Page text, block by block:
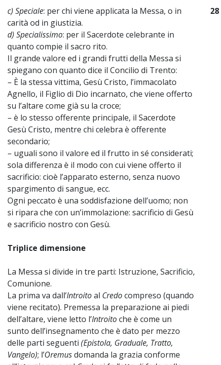
c) Speciale: per chi viene applicata la Messa, o in
carità od in giustizia.
d) Specialissimo: per il Sacerdote celebrante in
quanto compie il sacro rito.
Il grande valore ed i grandi frutti della Messa si
spiegano con quanto dice il Concilio di Trento:
– È la stessa vittima, Gesù Cristo, l’immacolato
Agnello, il Figlio di Dio incarnato, che viene offerto
su l’altare come già su la croce;
– è lo stesso offerente principale, il Sacerdote
Gesù Cristo, mentre chi celebra è offerente
secondario;
– uguali sono il valore ed il frutto in sé considerati;
sola differenza è il modo con cui viene offerto il
sacrificio: cioè l’apparato esterno, senza nuovo
spargimento di sangue, ecc.
Ogni peccato è una soddisfazione dell’uomo; non
si ripara che con un’immolazione: sacrificio di Gesù
e sacrificio nostro con Gesù.
Triplice dimensione
La Messa si divide in tre parti: Istruzione, Sacrificio,
Comunione.
La prima va dall’Introitoal Credocompreso (quando
viene recitato). Premessa la preparazione ai piedi
dell’altare, viene letto l’Introitoche è come un
sunto dell’insegnamento che è dato per mezzo
delle parti seguenti (Epistola, Graduale, Tratto,
Vangelo); l’Oremusdomanda la grazia conforme
28